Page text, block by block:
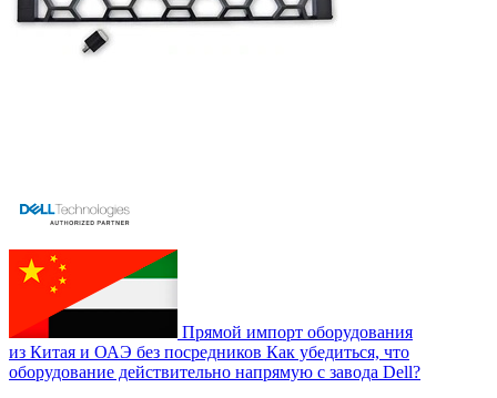
Прямой импорт оборудования
из Китая и ОАЭ без посредников Как убедиться, что
оборудование действительно напрямую с завода Dell?